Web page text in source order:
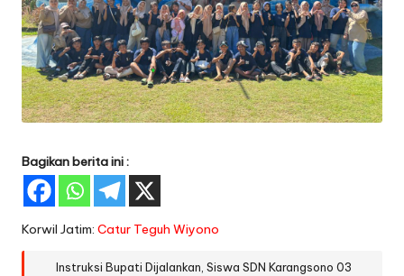
Bagikan berita ini :
Korwil Jatim: Catur Teguh Wiyono
Instruksi Bupati Dijalankan, Siswa SDN Karangsono 03